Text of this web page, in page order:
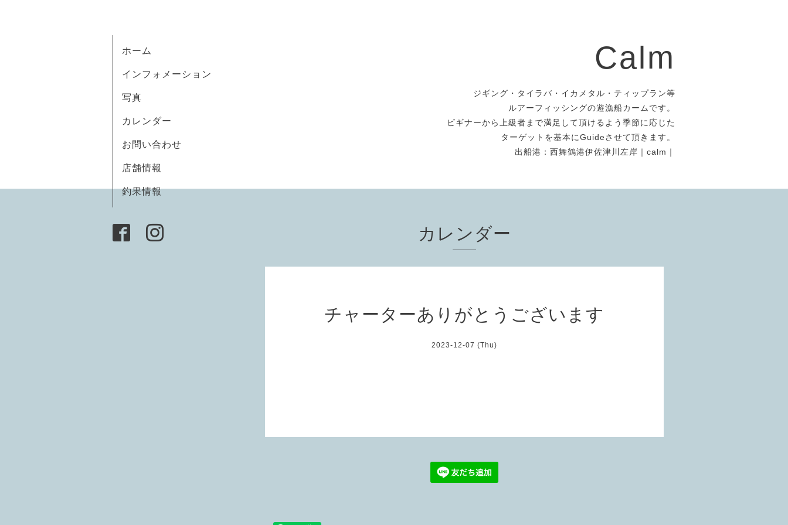
Calm
ジギング・タイラバ・イカメタル・ティップラン等
ルアーフィッシングの遊漁船カームです。
ビギナーから上級者まで満足して頂けるよう季節に応じた
ターゲットを基本にGuideさせて頂きます。
出船港：西舞鶴港伊佐津川左岸｜calm｜
ホーム
インフォメーション
写真
カレンダー
お問い合わせ
店舗情報
釣果情報
カレンダー
チャーターありがとうございます
2023-12-07 (Thu)